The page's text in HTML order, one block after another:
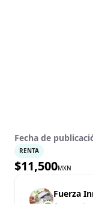
Fecha de
RENTA
$11,500MXN
Fuerza